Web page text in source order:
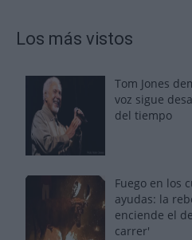
Los más vistos
Tom Jones
voz sigue
del tiempo
Fuego en los
ayudas: la
enciende el
carrer'